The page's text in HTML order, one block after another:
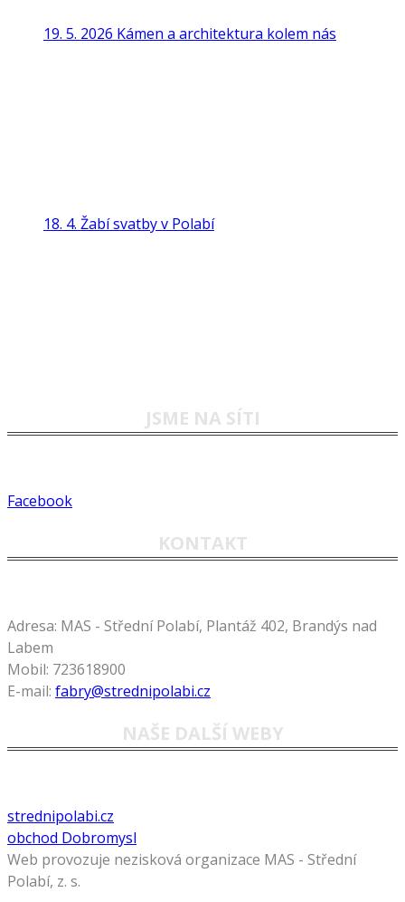
19. 5. 2026 Kámen a architektura kolem nás
18. 4. Žabí svatby v Polabí
JSME NA SÍTI
Facebook
KONTAKT
Adresa: MAS - Střední Polabí, Plantáž 402, Brandýs nad
Labem
Mobil: 723618900
E-mail: fabry@strednipolabi.cz
NAŠE DALŠÍ WEBY
strednipolabi.cz
obchod Dobromysl
Web provozuje nezisková organizace MAS - Střední
Polabí, z. s.